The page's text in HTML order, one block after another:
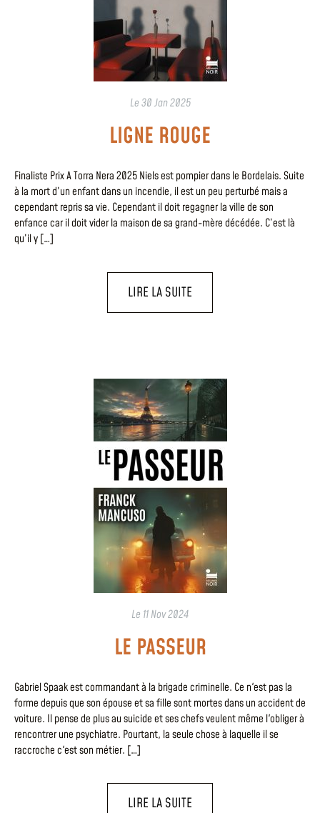
Le30 Jan 2025
LIGNE ROUGE
Finaliste Prix A Torra Nera 2025 Niels est pompier dans le Bordelais. Suite
à la mort d’un enfant dans un incendie, il est un peu perturbé mais a
cependant repris sa vie. Cependant il doit regagner la ville de son
enfance car il doit vider la maison de sa grand-mère décédée. C’est là
qu’il y […]
LIRE LA SUITE
Le 11 Nov 2024
LE PASSEUR
Gabriel Spaak est commandant à la brigade criminelle. Ce n'est pas la
forme depuis que son épouse et sa fille sont mortes dans un accident de
voiture. Il pense de plus au suicide et ses chefs veulent même l'obliger à
rencontrer une psychiatre. Pourtant, la seule chose à laquelle il se
raccroche c'est son métier. […]
LIRE LA SUITE